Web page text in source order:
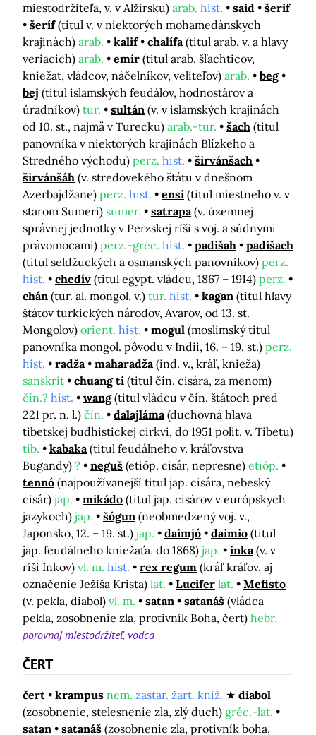
miestodržiteľa, v. v Alžírsku) arab. hist. said
šerif
šeríf (titul v. v niektorých mohamedánskych
krajinách) arab. kalif chalífa (titul arab. v. a hlavy
veriacich) arab. emír (titul arab. šľachticov,
kniežat, vládcov, náčelníkov, veliteľov) arab.
beg
bej (titul islamských feudálov, hodnostárov a
úradníkov) tur. sultán (v. v islamských krajinách
od 10. st., najmä v Turecku) arab.-tur. šach (titul
panovníka v niektorých krajinách Blízkeho a
Stredného východu) perz. hist.
širvánšach
širvánšáh (v. stredovekého štátu v dnešnom
Azerbajdžane) perz. hist. ensi (titul miestneho v. v
starom Sumeri) sumer. satrapa (v. územnej
správnej jednotky v Perzskej ríši s voj. a súdnymi
právomocami) perz.-gréc. hist. padišah
padišach
(titul seldžuckých a osmanských panovníkov) perz.
hist.
chedív (titul egypt. vládcu, 1867 – 1914) perz.
chán (tur. al. mongol. v.) tur. hist. kagan (titul hlavy
štátov turkických národov, Avarov, od 13. st.
Mongolov) orient. hist. mogul (moslimský titul
panovníka mongol. pôvodu v Indii, 16. – 19. st.) perz.
hist.
radža maharadža (ind. v., kráľ, knieža)
sanskrit
chuang ti (titul čín. cisára, za menom)
čín.? hist. wang (titul vládcu v čín. štátoch pred
221 pr. n. l.) čín. dalajláma (duchovná hlava
tibetskej budhistickej cirkvi, do 1951 polit. v. Tibetu)
tib.
kabaka (titul feudálneho v. kráľovstva
Bugandy) ? neguš (etióp. cisár, nepresne) etióp.
tennó (najpoužívanejší titul jap. cisára, nebeský
cisár) jap. mikádo (titul jap. cisárov v európskych
jazykoch) jap. šógun (neobmedzený voj. v.,
Japonsko, 12. – 19. st.) jap. daimjó daimio (titul
jap. feudálneho kniežaťa, do 1868) jap. inka (v. v
ríši Inkov) vl. m. hist. rex regum (kráľ kráľov, aj
označenie Ježiša Krista) lat. Lucifer lat.
Mefisto
(v. pekla, diabol) vl. m. satan satanáš (vládca
pekla, zosobnenie zla, protivník Boha, čert) hebr.
porovnajmiestodržiteľ vodca
ČERT
čert krampus nem. zastar. žart. kniž.
diabol
(zosobnenie, stelesnenie zla, zlý duch) gréc.-lat.
satan
satanáš (zosobnenie zla, protivník boha,